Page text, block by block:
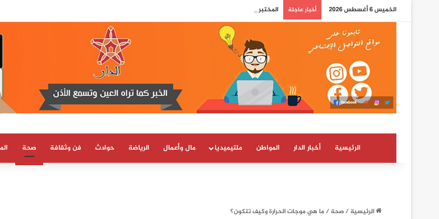
الخميس 6 أغسطس 2026 أخبار عاجلة المختبر الوطني للشرطة العلمية والتقنية يحصل على شهادة الاعتماد والمطابقة والجودة بالمعيار الدولي
الرئيسية أخبار الدار المواطن ملتيميديا مال وأعمال الرياضة حوادث فن وثقافة صحة
الرئيسية/صحة/ما هي موجات الحرارة وكيف تتكون؟